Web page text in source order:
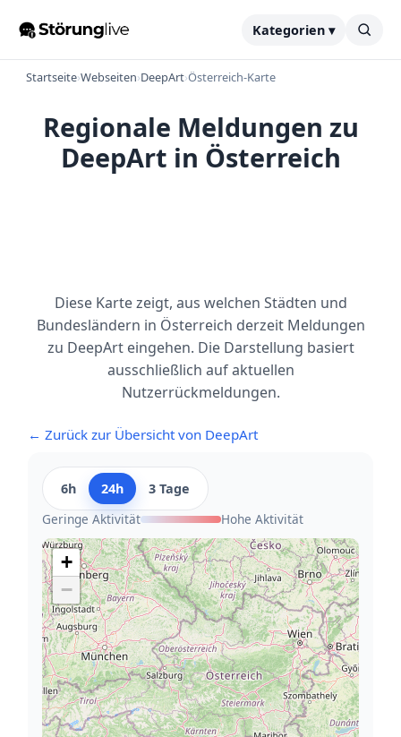
Kategorien ▾
Startseite›Webseiten›DeepArt›Österreich-Karte
Regionale Meldungen zu
DeepArt in Österreich
Diese Karte zeigt, aus welchen Städten und
Bundesländern in Österreich derzeit Meldungen
zu DeepArt eingehen. Die Darstellung basiert
ausschließlich auf aktuellen
Nutzerrückmeldungen.
← Zurück zur Übersicht von DeepArt
6h 24h
3 Tage
Geringe Aktivität
Hohe Aktivität
+
−